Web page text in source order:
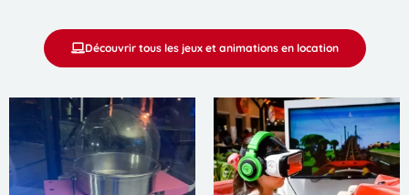
Découvrir tous les jeux et animations en location